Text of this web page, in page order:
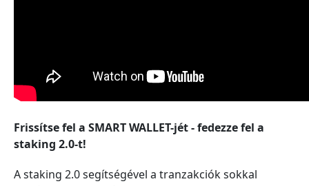
Frissítse fel a SMART WALLET-jét - fedezze fel a
staking 2.0-t!
A staking 2.0 segítségével a tranzakciók sokkal